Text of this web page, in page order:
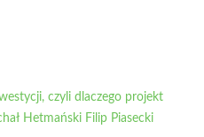
czyli dlaczego projekt
Hetmański Filip Piasecki